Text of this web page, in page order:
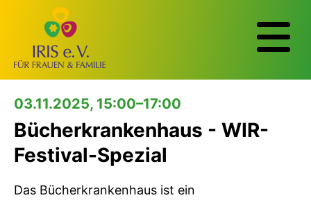
03.11.2025, 15:00–17:00
Bücherkrankenhaus - WIR-
Festival-Spezial
Das Bücherkrankenhaus ist ein